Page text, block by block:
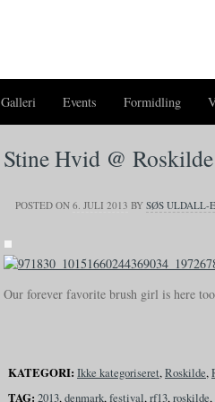
Galleri Events Formidling
Stine Hvid @
POSTED ON 6. JULI 2013 BY SØS ULDALL-
Our forever favorite brush girl is here
KATEGORI: Ikke kategoriseret,Roskilde,
TAG: 2013,denmark,festival,rf13,roskilde,